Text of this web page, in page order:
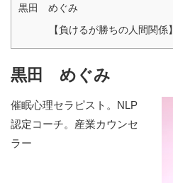
黒田 めぐみ
【負けるが勝ちの人間関係】
黒田 めぐみ
催眠心理セラピスト。NLP
認定コーチ。産業カウンセ
ラー